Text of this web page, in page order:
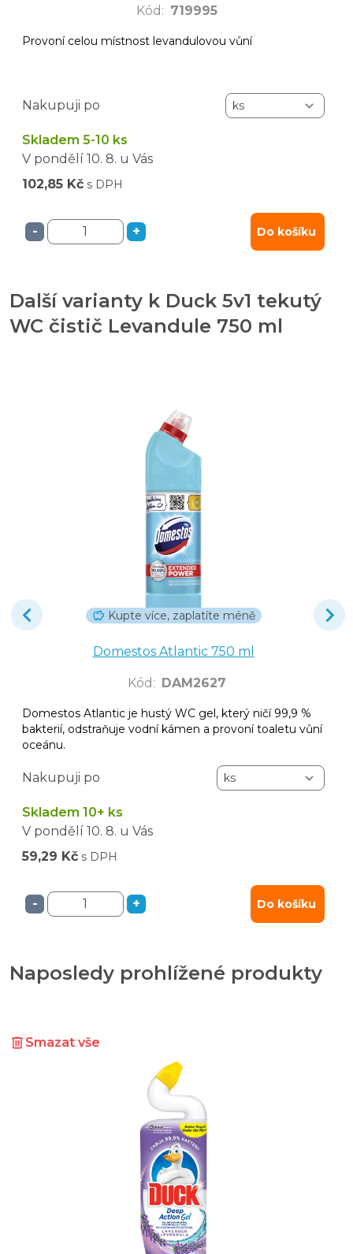
Kód : 719995
Provoní celou místnost levandulovou vůní
Nakupuji po
Skladem 5-10 ks
V pondělí 10. 8. u Vás
102,85 Kč s DPH
- + Do košíku
Další varianty k Duck 5v1 tekutý
WC čistič Levandule 750 ml
Kupte více, zaplatíte méně
Domestos Atlantic 750 ml
Kód : DAM2627
Domestos Atlantic je hustý WC gel, který ničí 99,9 %
bakterií, odstraňuje vodní kámen a provoní toaletu vůní
oceánu.
Nakupuji po
Skladem 10+ ks
V pondělí 10. 8. u Vás
59,29 Kč s DPH
- + Do košíku
Naposledy prohlížené produkty
Smazat vše